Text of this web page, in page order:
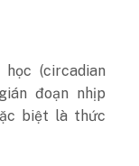
(circadian
đoạn nhịp
biệt là thức